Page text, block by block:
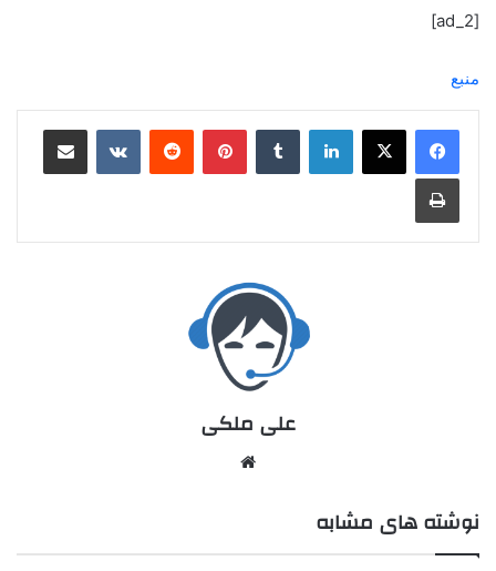
[ad_2]
منبع
علی ملکی
نوشته های مشابه